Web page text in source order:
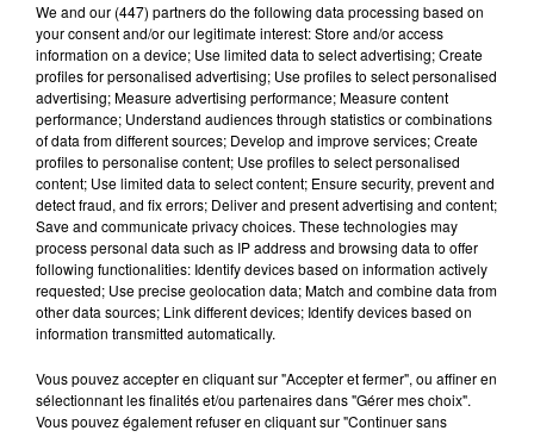
Lecture (5 min 26 sec)
100%
100% Radio les infos de l'Ariege
13 juin 2024 - 5 min 26 sec
We and our (447) partnersdo the following data processing based on
your consent and/or our legitimate interest: Store and/or access
information on a device; Use limited data to select advertising; Create
profiles for personalised advertising; Use profiles to select personalised
advertising; Measure advertising performance; Measure content
performance; Understand audiences through statistics or combinations
of data from different sources; Develop and improve services; Create
profiles to personalise content; Use profiles to select personalised
content; Use limited data to select content; Ensure security, prevent and
detect fraud, and fix errors; Deliver and present advertising and content;
Save and communicate privacy choices. These technologies may
process personal data such as IP address and browsing data to offer
following functionalities: Identify devices based on information actively
requested; Use precise geolocation data; Match and combine data from
other data sources; Link different devices; Identify devices based on
information transmitted automatically.
Vous pouvez accepter en cliquant sur "Accepter et fermer", ou affiner en
sélectionnant les finalités et/ou partenaires dans "Gérer mes choix".
Vous pouvez également refuser en cliquant sur "Continuer sans